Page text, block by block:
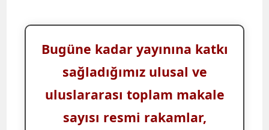
Bugüne kadar yayınına katkı
sağladığımız ulusal ve
uluslararası toplam makale
sayısı resmi rakamlar,